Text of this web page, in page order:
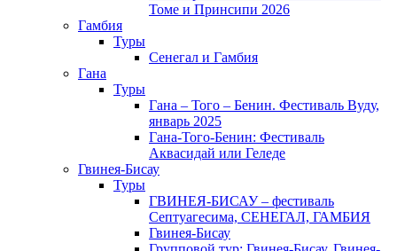
Томе и Принсипи 2026
Гамбия
Туры
Сенегал и Гамбия
Гана
Туры
Гана – Того – Бенин. Фестиваль Вуду,
январь 2025
Гана-Того-Бенин: Фестиваль
Аквасидай или Геледе
Гвинея-Бисау
Туры
ГВИНЕЯ-БИСАУ – фестиваль
Септуагесима, СЕНЕГАЛ, ГАМБИЯ
Гвинея-Бисау